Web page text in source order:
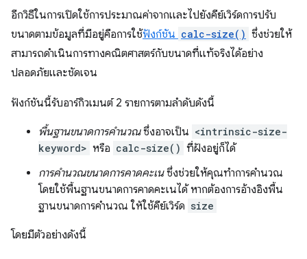
อีกวิธีในการเปิดใช้การประมาณค่าจากและไปยังคีย์เวิร์ดการปรับ
ขนาดตามข้อมูลที่มีอยู่คือการใช้ฟังก์ชัน calc-size() ซึ่งช่วยให้
สามารถดำเนินการทางคณิตศาสตร์กับขนาดที่แท้จริงได้อย่าง
ปลอดภัยและชัดเจน
ฟังก์ชันนี้รับอาร์กิวเมนต์ 2 รายการตามลําดับดังนี้
พื้นฐานขนาดการคํานวณซึ่งอาจเป็น <intrinsic-size-
keyword> หรือ calc-size() ที่ฝังอยู่ก็ได้
การคํานวณขนาดการคาดคะเนซึ่งช่วยให้คุณทําการคํานวณ
โดยใช้พื้นฐานขนาดการคาดคะเนได้ หากต้องการอ้างอิงพื้น
ฐานขนาดการคํานวณ ให้ใช้คีย์เวิร์ด size
โดยมีตัวอย่างดังนี้